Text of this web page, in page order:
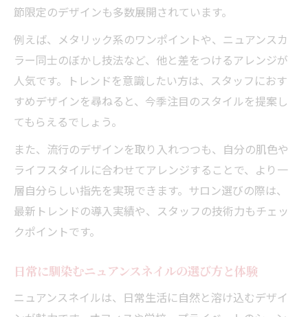
節限定のデザインも多数展開されています。
例えば、メタリック系のワンポイントや、ニュアンスカ
ラー同士のぼかし技法など、他と差をつけるアレンジが
人気です。トレンドを意識したい方は、スタッフにおす
すめデザインを尋ねると、今季注目のスタイルを提案し
てもらえるでしょう。
また、流行のデザインを取り入れつつも、自分の肌色や
ライフスタイルに合わせてアレンジすることで、より一
層自分らしい指先を実現できます。サロン選びの際は、
最新トレンドの導入実績や、スタッフの技術力もチェッ
クポイントです。
日常に馴染むニュアンスネイルの選び方と体験
ニュアンスネイルは、日常生活に自然と溶け込むデザイ